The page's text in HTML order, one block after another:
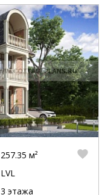
257.35 м²
LVL
3 этажа